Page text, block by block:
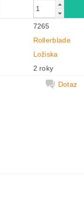
7265
Rollerblade
Ložiska
2 roky
Dotaz